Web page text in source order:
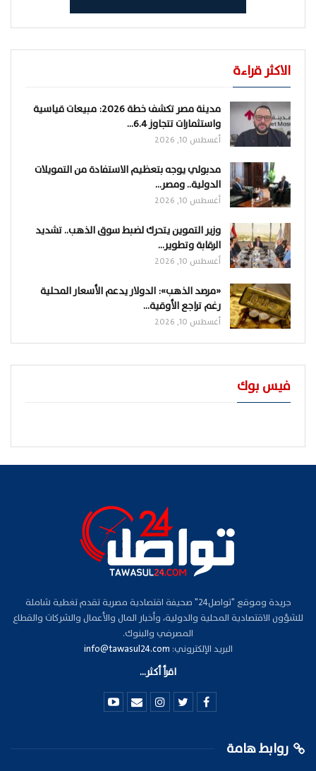
الاكثر قراءة
مدينة مصر تكشف خطة 2026: مبيعات قياسية
واستثمارات تتجاوز 6.4…
أغسطس 10, 2026
مدبولي يوجه بتعظيم الاستفادة من التمويلات
الدولية.. ومصر…
أغسطس 10, 2026
وزير التموين يتحرك لضبط سوق الذهب.. تشديد
الرقابة وتطوير…
أغسطس 10, 2026
«مرصد الذهب»: الدولار يدعم الأسعار المحلية
رغم تراجع الأوقية…
أغسطس 10, 2026
فيس بوك
جريدة وموقع "تواصل24" صحيفة اقتصادية مصرية تقدم تغطية شاملة
للشؤون الاقتصادية المحلية والدولية، وأخبار المال والأعمال والشركات والقطاع
المصرفي والبنوك.
البريد الإلكتروني: info@tawasul24.com
اقرأ أكثر...
روابط هامة